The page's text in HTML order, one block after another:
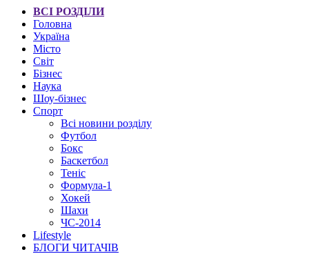
ВСІ РОЗДІЛИ
Головна
Україна
Місто
Світ
Бізнес
Наука
Шоу-бізнес
Спорт
Всі новини розділу
Футбол
Бокс
Баскетбол
Теніс
Формула-1
Хокей
Шахи
ЧС-2014
Lifestyle
БЛОГИ ЧИТАЧІВ